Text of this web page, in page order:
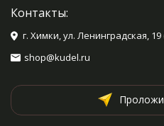
Контакты:
г. Химки, ул. Ленинградская,
shop@kudel.ru